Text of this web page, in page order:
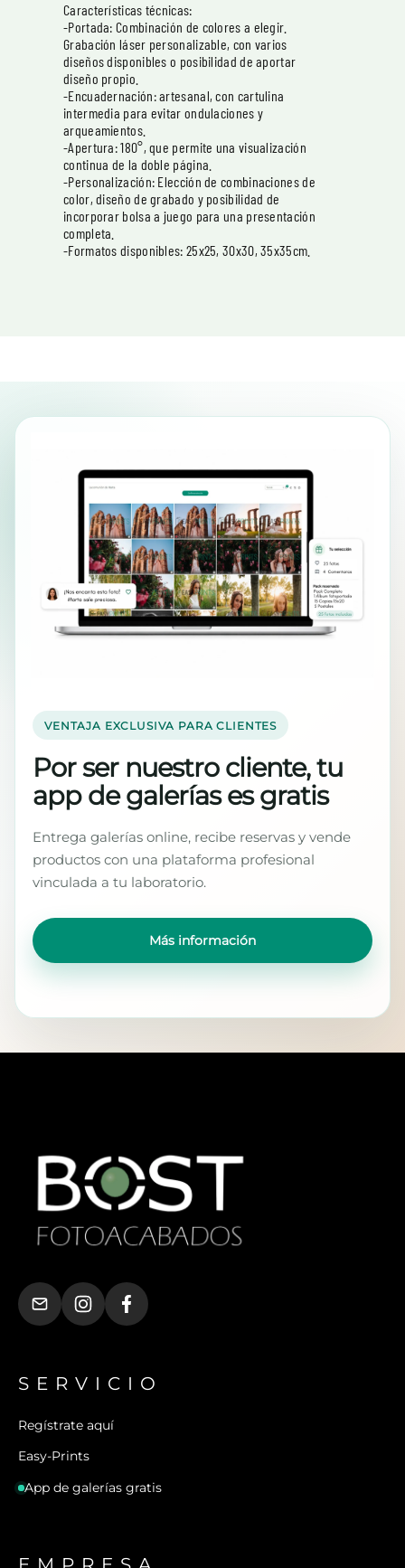
Características técnicas:
-Portada: Combinación de colores a elegir.
Grabación láser personalizable, con varios
diseños disponibles o posibilidad de aportar
diseño propio.
-Encuadernación: artesanal, con cartulina
intermedia para evitar ondulaciones y
arqueamientos.
-Apertura: 180°, que permite una visualización
continua de la doble página.
-Personalización: Elección de combinaciones de
color, diseño de grabado y posibilidad de
incorporar bolsa a juego para una presentación
completa.
-Formatos disponibles: 25x25, 30x30, 35x35cm.
VENTAJA EXCLUSIVA PARA CLIENTES
Por ser nuestro cliente, tu
app de galerías es gratis
Entrega galerías online, recibe reservas y vende
productos con una plataforma profesional
vinculada a tu laboratorio.
Más información
SERVICIO
Regístrate aquí
Easy-Prints
App de galerías gratis